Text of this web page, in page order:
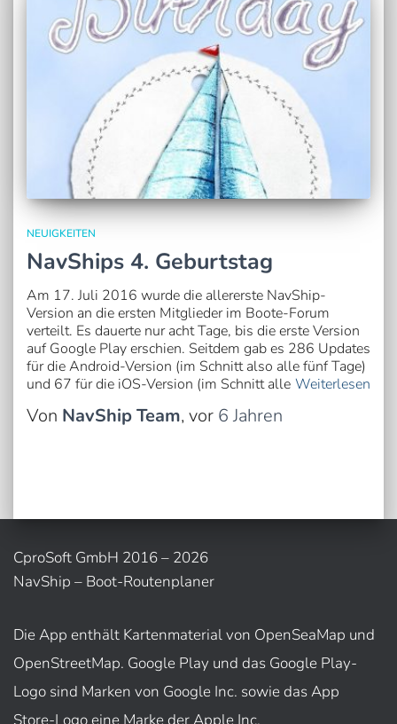
NEUIGKEITEN
NavShips 4. Geburtstag
Am 17. Juli 2016 wurde die allererste NavShip-
Version an die ersten Mitglieder im Boote-Forum
verteilt. Es dauerte nur acht Tage, bis die erste Version
auf Google Play erschien. Seitdem gab es 286 Updates
für die Android-Version (im Schnitt also alle fünf Tage)
und 67 für die iOS-Version (im Schnitt alle Weiterlesen
Von NavShip Team, vor 6 Jahren
CproSoft GmbH 2016 – 2026
NavShip – Boot-Routenplaner
Die App enthält Kartenmaterial von OpenSeaMap und
OpenStreetMap. Google Play und das Google Play-
Logo sind Marken von Google Inc. sowie das App